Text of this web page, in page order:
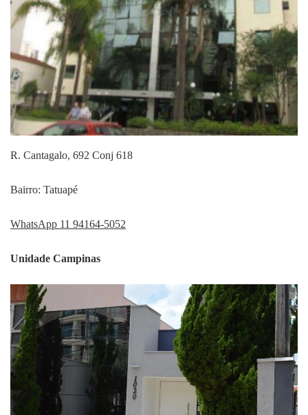
R. Cantagalo, 692 Conj 618
Bairro: Tatuapé
WhatsApp 11 94164-5052
Unidade Campinas